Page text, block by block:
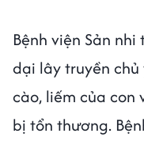
Bệnh viện Sản
dại lây truyền
cào, liếm của con
bị tổn thương.